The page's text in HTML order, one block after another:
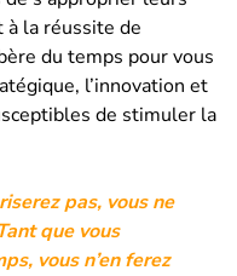
la réussite de
du temps pour vous
l’innovation et
de stimuler la
pas, vous ne
que vous
vous n’en ferez